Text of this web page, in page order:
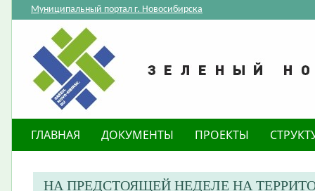
Муниципальный портал г. Новосибирска
ГЛАВНАЯ ДОКУМЕНТЫ ПРОЕКТЫ
​НА ПРЕДСТОЯЩЕЙ НЕДЕЛЕ НА